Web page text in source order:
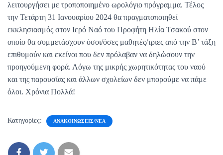
λειτουργήσει με τροποποιημένο ωρολόγιο πρόγραμμα. Τέλος
την Τετάρτη 31 Ιανουαρίου 2024 θα πραγματοποιηθεί
εκκλησιασμός στον Ιερό Ναό του Προφήτη Ηλία Τσακού στον
οποίο θα συμμετάσχουν όσοι/όσες μαθητές/τριες από την Β’ τάξη
επιθυμούν και εκείνοι που δεν πρόλαβαν να δηλώσουν την
προηγούμενη φορά. Λόγω της μικρής χωρητικότητας του ναού
και της παρουσίας και άλλων σχολείων δεν μπορούμε να πάμε
όλοι. Χρόνια Πολλά!
Κατηγορίες: ΑΝΑΚΟΙΝΏΣΕΙΣ/ΝΈΑ